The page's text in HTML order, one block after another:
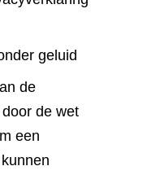
geluid
de
de wet
een